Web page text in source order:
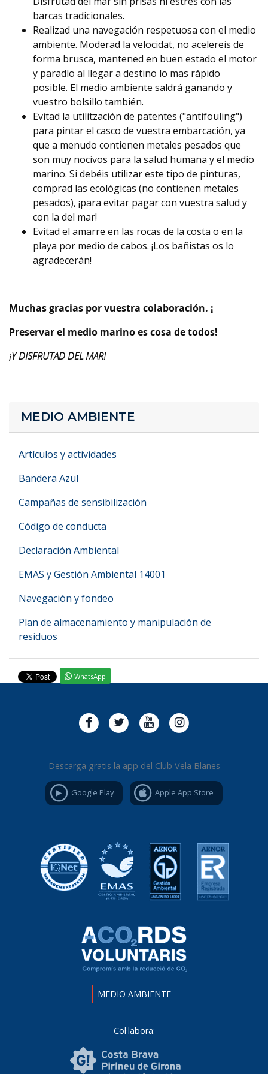
barcas tradicionales.
Realizad una navegación respetuosa con el medio
ambiente. Moderad la velocidat, no acelereis de
forma brusca, mantened en buen estado el motor
y paradlo al llegar a destino lo mas rápido
posible. El medio ambiente saldrá ganando y
vuestro bolsillo también.
Evitad la utilitzación de patentes ("antifouling")
para pintar el casco de vuestra embarcación, ya
que a menudo contienen metales pesados que
son muy nocivos para la salud humana y el medio
marino. Si debéis utilizar este tipo de pinturas,
comprad las ecológicas (no contienen metales
pesados), ¡para evitar pagar con vuestra salud y
con la del mar!
Evitad el amarre en las rocas de la costa o en la
playa por medio de cabos. ¡Los bañistas os lo
agradecerán!
Muchas gracias por vuestra colaboración. ¡
Preservar el medio marino es cosa de todos!
¡Y DISFRUTAD DEL MAR!
MEDIO AMBIENTE
Artículos y actividades
Bandera Azul
Campañas de sensibilización
Código de conducta
Declaración Ambiental
EMAS y Gestión Ambiental 14001
Navegación y fondeo
Plan de almacenamiento y manipulación de
residuos
WhatsApp
Descarga gratis la app del Club Vela Blanes
Google Play Apple App Store
MEDIO AMBIENTE
Col·labora: